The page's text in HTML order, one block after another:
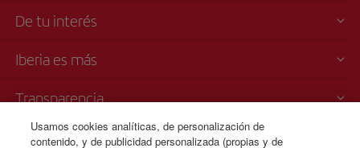
De tu interés
Iberia es más
Transparencia
Venta telefónica
Usamos cookies analíticas, de personalización de
contenido, y de publicidad personalizada (propias y de